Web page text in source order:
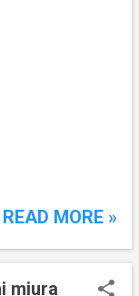
READ MORE »
miura